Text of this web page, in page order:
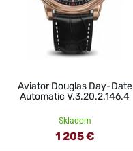
Aviator Douglas Day-Date
Automatic V.3.20.2.146.4
Skladom
1 205 €